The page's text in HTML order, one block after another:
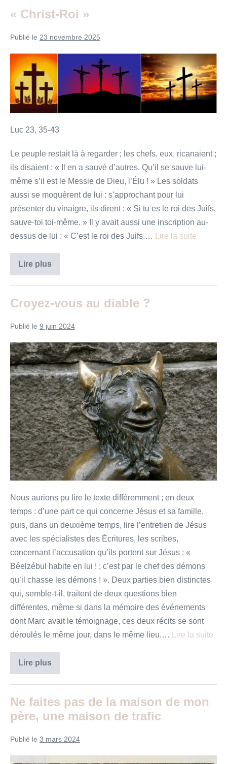
flatte
prenne
de
tomber !…
« Christ-Roi »
Publié le 23 novembre 2025
Christ-
Roi
»
Luc 23, 35-43
Le peuple restait là à regarder ; les chefs, eux, ricanaient ;
ils disaient : « Il en a sauvé d’autres. Qu’il se sauve lui-
même s’il est le Messie de Dieu, l’Élu ! » Les soldats
aussi se moquèrent de lui : s’approchant pour lui
présenter du vinaigre, ils dirent : « Si tu es le roi des Juifs,
sauve-toi toi-même. » Il y avait aussi une inscription au-
dessus de lui : « C’est le roi des Juifs.…
Lire la suite
Lire plus«
»
Croyez-vous au diable ?
Publié le 9 juin 2024
Croyez-
vous
au
diable
?
Nous aurions pu lire le texte différemment ; en deux
temps : d’une part ce qui concerne Jésus et sa famille,
puis, dans un deuxième temps, lire l’entretien de Jésus
avec les spécialistes des Écritures, les scribes,
concernant l’accusation qu’ils portent sur Jésus : «
Béelzébul habite en lui ! ; c’est par le chef des démons
qu’il chasse les démons ! ». Deux parties bien distinctes
qui, semble-t-il, traitent de deux questions bien
différentes, même si dans la mémoire des événements
dont Marc avait le témoignage, ces deux récits se sont
déroulés le même jour, dans le même lieu.…
Lire la suite
Lire plusCroyez-
diable
Ne faites pas de la maison de mon
père, une maison de trafic
Publié le 3 mars 2024
Ne